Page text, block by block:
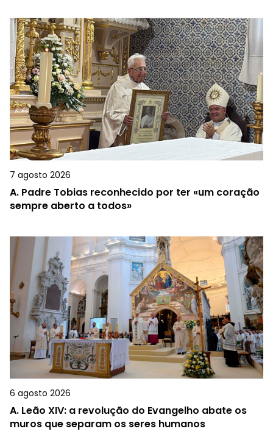
7 agosto 2026
A. Padre Tobias reconhecido por ter «um coração
sempre aberto a todos»
6 agosto 2026
A. Leão XIV: a revolução do Evangelho abate os
muros que separam os seres humanos